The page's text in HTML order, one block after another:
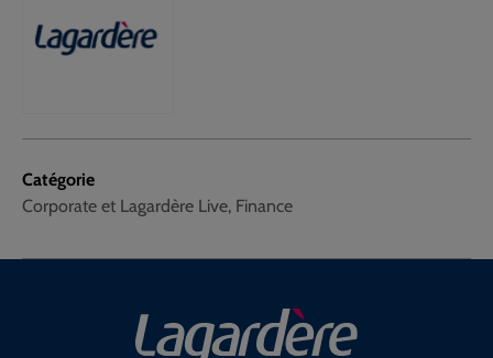
Catégorie
Corporate et Lagardère Live, Finance